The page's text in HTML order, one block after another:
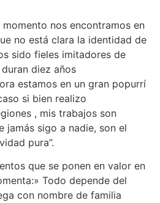
nos encontramos en
no está clara la identidad de
sido fieles imitadores de
diez años
estamos en un gran popurrí
si bien realizo
, mis trabajos son
jamás sigo a nadie, son el
pura”.
que se ponen en valor en
Todo depende del
con nombre de familia